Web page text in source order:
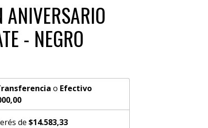
ANIVERSARIO
- NEGRO
o Efectivo
de $14.583,33